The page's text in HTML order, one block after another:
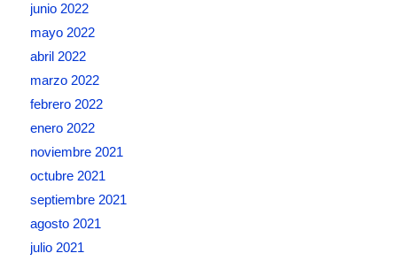
junio 2022
mayo 2022
abril 2022
marzo 2022
febrero 2022
enero 2022
noviembre 2021
octubre 2021
septiembre 2021
agosto 2021
julio 2021